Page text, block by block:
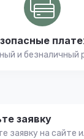
и безналичный
заявку
заявку на сайте